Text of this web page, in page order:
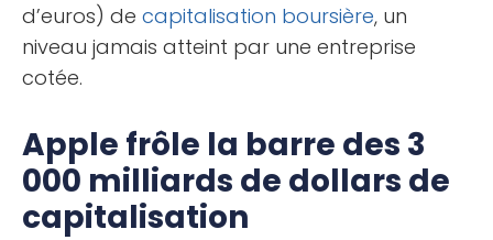
d’euros) de capitalisation boursière, un
niveau jamais atteint par une entreprise
cotée.
Apple frôle la barre des 3
000 milliards de dollars de
capitalisation